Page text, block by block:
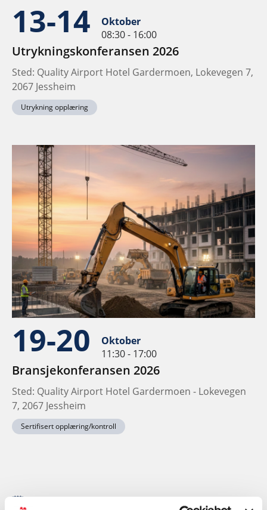
13-14
Oktober
08:30 - 16:00
Utrykningskonferansen 2026
Sted: Quality Airport Hotel Gardermoen, Lokevegen 7,
2067 Jessheim
Utrykning opplæring
19-20
Oktober
11:30 - 17:00
Bransjekonferansen 2026
Sted: Quality Airport Hotel Gardermoen - Lokevegen
7, 2067 Jessheim
Sertifisert opplæring/kontroll
November